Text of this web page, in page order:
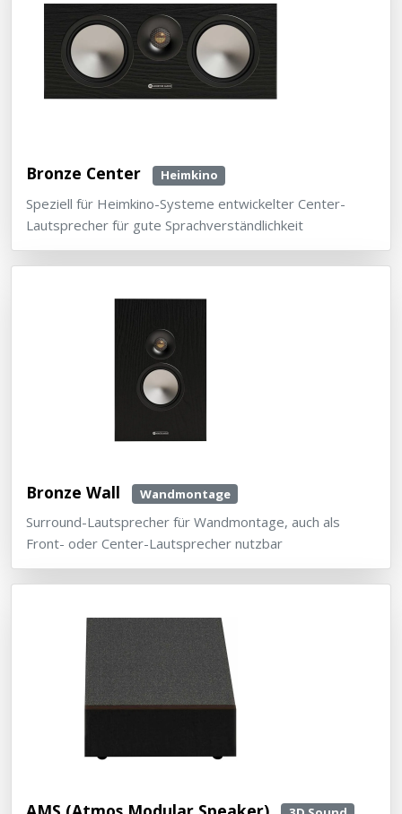
Bronze Center Heimkino
Speziell für Heimkino-Systeme entwickelter Center-
Lautsprecher für gute Sprachverständlichkeit
Bronze Wall Wandmontage
Surround-Lautsprecher für Wandmontage, auch als
Front- oder Center-Lautsprecher nutzbar